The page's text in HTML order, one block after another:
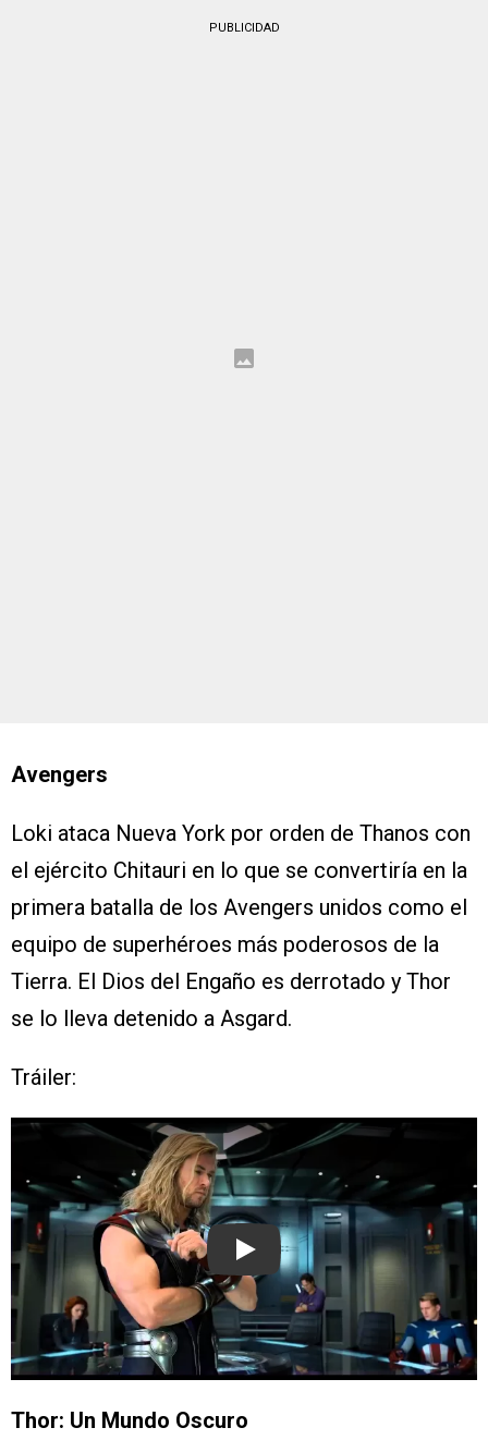
PUBLICIDAD
Avengers
Loki ataca Nueva York por orden de Thanos con
el ejército Chitauri en lo que se convertiría en la
primera batalla de los Avengers unidos como el
equipo de superhéroes más poderosos de la
Tierra. El Dios del Engaño es derrotado y Thor
se lo lleva detenido a Asgard.
Tráiler:
Play
Thor: Un Mundo Oscuro